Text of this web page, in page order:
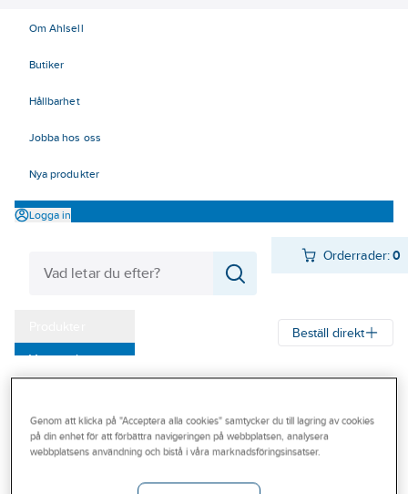
Om Ahlsell
Butiker
Hållbarhet
Jobba hos oss
Nya produkter
Logga in
Orderrader:0
Varumärken
Outlet
Branscher
Beställ direkt
BAHCO
Genom att klicka på "Acceptera alla cookies" samtycker du till lagring av cookies
på din enhet för att förbättra navigeringen på webbplatsen, analysera
webbplatsens användning och bistå i våra marknadsföringsinsatser.